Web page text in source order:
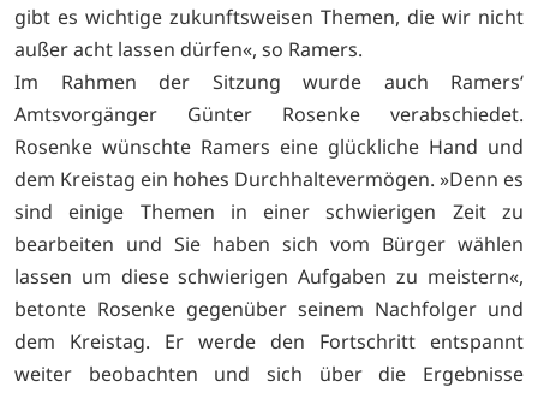
gibt es wichtige zukunftsweisen Themen, die wir nicht
außer acht lassen dürfen«, so Ramers.
Im Rahmen der Sitzung wurde auch Ramers‘
Amtsvorgänger Günter Rosenke verabschiedet.
Rosenke wünschte Ramers eine glückliche Hand und
dem Kreistag ein hohes Durchhaltevermögen. »Denn es
sind einige Themen in einer schwierigen Zeit zu
bearbeiten und Sie haben sich vom Bürger wählen
lassen um diese schwierigen Aufgaben zu meistern«,
betonte Rosenke gegenüber seinem Nachfolger und
dem Kreistag. Er werde den Fortschritt entspannt
weiter beobachten und sich über die Ergebnisse